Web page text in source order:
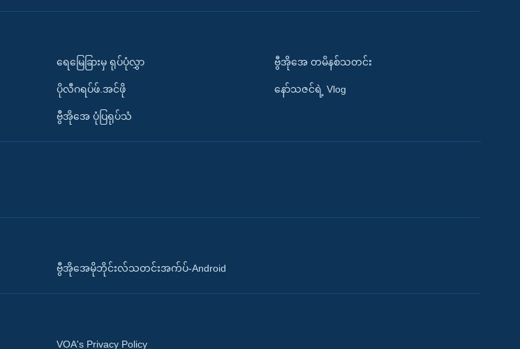
ရေမြေခြားမှ ရုပ်ပုံလွှာ
ပိုလီဂရပ်ဖ်.အင်ဖို
ဗွီအိုအေ ပုံပြရုပ်သံ
ဗွီအိုအေ တမိနစ်သတင်း
နော်သဇင်ရဲ့ Vlog
ဗွီအိုအေမိုဘိုင်းလ်သတင်းအက်ပ်-Android
VOA's Privacy Policy